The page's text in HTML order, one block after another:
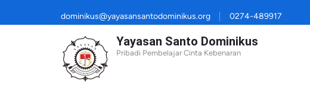
ke
dominikus@yayasansantodominikus.org 0274-489917
Yayasan Santo Dominikus
Pribadi Pembelajar Cinta Kebenaran